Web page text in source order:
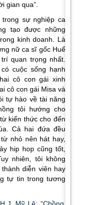
gian qua”.
sự nghiệp ca
tạo được những
kinh doanh. Là
nữ ca sĩ gốc Huế
quan trọng nhất.
cuộc sống hạnh
cô con gái xinh
cô con gái Misa và
tự hào về tài năng
tôi hướng cho
kiến thức cho đến
Cả hai đứa đều
nhỏ nên hát hay,
hip hop cũng tốt,
nhiên, tôi không
diễn viên hay
tự tin trong tương